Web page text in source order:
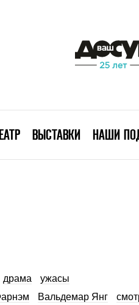
ВЫСТАВКИ НАШИ
драма
ужасы
Вальдемар Янг